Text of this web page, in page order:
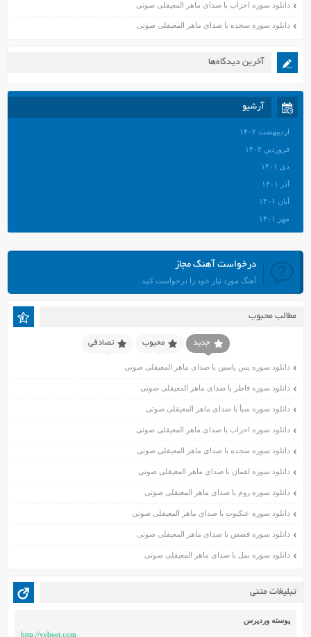
دانلود سوره احزاب با صدای ماهر المعیقلی صوتی
دانلود سوره سجده با صدای ماهر المعیقلی صوتی
آخرین دیدگاه‌ها
آرشیو
اردیبهشت ۱۴۰۲
فروردین ۱۴۰۲
دی ۱۴۰۱
آذر ۱۴۰۱
آبان ۱۴۰۱
مهر ۱۴۰۱
مرداد ۱۴۰۱
تیر ۱۴۰۱
فروردین ۱۴۰۱
آذر ۱۴۰۰
آبان ۱۴۰۰
اسفند ۱۳۹۹
آبان ۱۳۹۹
مهر ۱۳۹۹
مرداد ۱۳۹۹
فروردین ۱۳۹۸
درخواست آهنگ مجاز
آهنگ مورد نیاز خود را درخواست کنید.
مطالب محبوب
جدید محبوب تصادفی
دانلود سوره یس یاسین با صدای ماهر المعیقلی صوتی
دانلود سوره فاطر با صدای ماهر المعیقلی صوتی
دانلود سوره سبأ با صدای ماهر المعیقلی صوتی
دانلود سوره احزاب با صدای ماهر المعیقلی صوتی
دانلود سوره سجده با صدای ماهر المعیقلی صوتی
دانلود سوره لقمان با صدای ماهر المعیقلی صوتی
دانلود سوره روم با صدای ماهر المعیقلی صوتی
دانلود سوره عنکبوت با صدای ماهر المعیقلی صوتی
دانلود سوره قصص با صدای ماهر المعیقلی صوتی
دانلود سوره نمل با صدای ماهر المعیقلی صوتی
تبلیغات متنی
پوسته وردپرس
http://vebeet.com